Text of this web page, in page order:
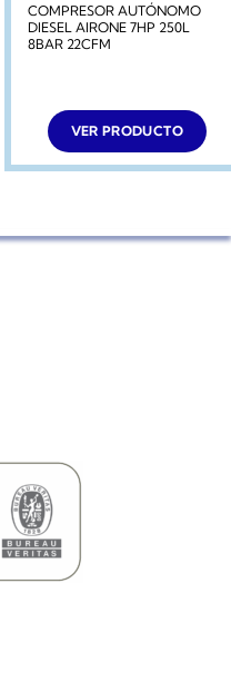
COMPRESOR AUTÓNOMO
DIESEL AIRONE 7HP 250L
8BAR 22CFM
VER PRODUCTO